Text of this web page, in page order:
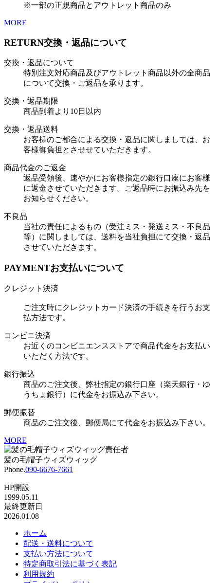
※一部の正規商品とアウトレット商品のみ
MORE
RETURN交換・返品について
交換・返品について
特別注文対応商品及びアウトレット商品以外の全商品
について交換・ご返品を承ります。
交換・返品期限
商品到着より10日以内
交換・返品送料
お客様のご都合による交換・返品に関しましては、お
客様御負担とさせせていただきます。
商品代金のご返金
返品受領後、速やかにお客様指定の銀行口座にお客様
に返金させていただきます。ご返品時にお振込み先を
お知らせください。
不良品
当社の責任によるもの（受注ミス・発送ミス・不良品
等）に関しましては、送料を当社負担にて交換・返品
させていただきます。
PAYMENTお支払いについて
クレジット決済
ご注文時にクレジットカード決済の手続きを行うお支
払方法です。
コンビニ決済
お近くのコンビニエンスストアで商品代金をお支払い
いただく方法です。
銀行振込
商品のご注文後、弊社指定の銀行口座（楽天銀行・ゆ
うちょ銀行）に代金をお振込み下さい。
郵便振替
商品のご注文後、郵便局にて代金をお振込み下さい。
MORE
髪の毛帽子ウィズウィッグ
Phone.090-6676-7661
HP開設
1999.05.11
最終更新日
2026.01.08
ホーム
配送・送料について
支払い方法について
特定商取引法に基づく表記
利用規約